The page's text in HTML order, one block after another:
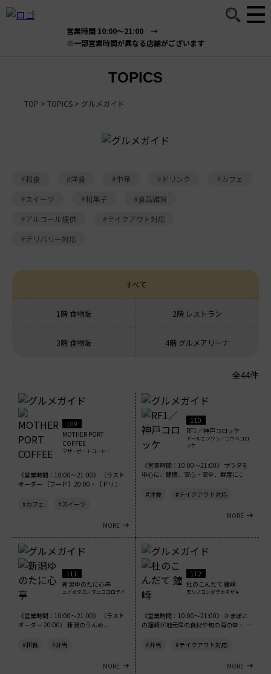
営業時間 10:00～21:00 →
※一部営業時間が異なる店舗がございます
TOPICS
TOP > TOPICS > グルメガイド
#和食 #洋食 #中華 #ドリンク
#カフェ
#スイーツ
#和菓子
#食品雑貨
#アルコール提供
#テイクアウト対応
#デリバリー対応
すべて
1階 食物販 2階 レストラン
3階 食物販 4階 グルメアリーナ
全44件
109
MOTHER PORT
COFFEE
マザーポートコーヒー
《営業時間：10:00～21:00》 （ラスト
オーダー ［フード］20:00・［ドリン
#カフェ
#スイーツ
MORE
110
RF1／神戸コロッケ
アールエフワン／コウベコロ
ッケ
《営業時間：10:00～21:00》 サラダを
中心に、健康、安心・安全、鮮度にこだ
#洋食
#テイクアウト対応
MORE
111
新潟ゆのたに心亭
ニイガタユノタニココロテイ
《営業時間：10:00～21:00》 （ラスト
オーダー 20:00） 新潟のうんめ...
#和食 #弁当
MORE
112
杜のこんだて 鐘崎
モリノコンダテカネザキ
《営業時間：10:00～21:00》 かまぼこ
の鐘崎が地元産の食材や旬の海の幸・山
#弁当
#テイクアウト対応
MORE